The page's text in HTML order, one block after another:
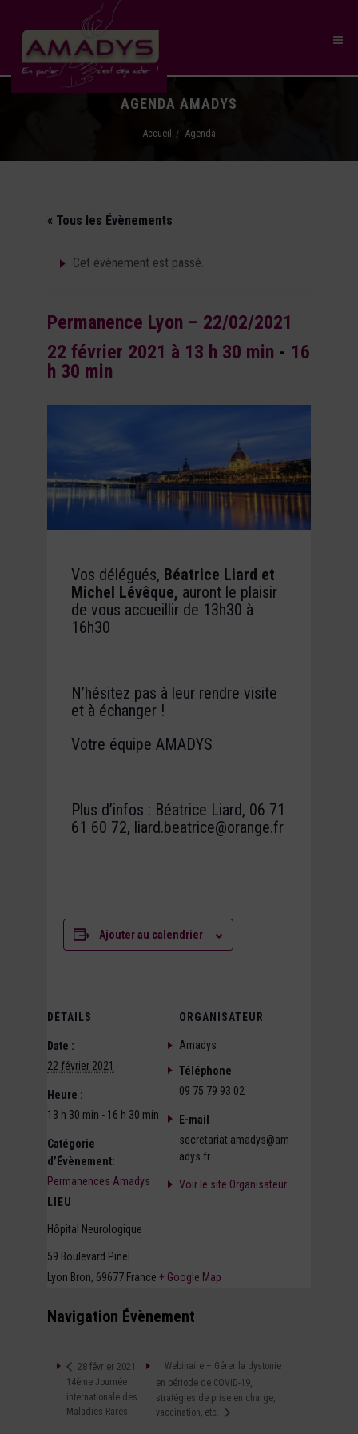
AGENDA AMADYS
Accueil Agenda
« Tous les Évènements
Cet évènement est passé.
Permanence Lyon – 22/02/2021
22 février 2021 à 13 h 30 min - 16
h 30 min
Vos délégués, Béatrice Liard et
Michel Lévêque, auront le plaisir
de vous accueillir de 13h30 à
16h30
N’hésitez pas à leur rendre visite
et à échanger !
Votre équipe AMADYS
Plus d’infos : Béatrice Liard, 06 71
61 60 72, liard.beatrice@orange.fr
Ajouter au calendrier
DÉTAILS
Date :
22 février 2021
Heure :
13 h 30 min - 16 h 30 min
Catégorie
d’Évènement:
Permanences Amadys
LIEU
Hôpital Neurologique
59 Boulevard Pinel
Lyon Bron, 69677 France + Google Map
ORGANISATEUR
Amadys
Téléphone
09 75 79 93 02
E-mail
secretariat.amadys@am
adys.fr
Voir le site Organisateur
Navigation Évènement
28 février 2021
14ème Journée
internationale des
Maladies Rares
Webinaire – Gérer la dystonie
en période de COVID-19,
stratégies de prise en charge,
vaccination, etc.